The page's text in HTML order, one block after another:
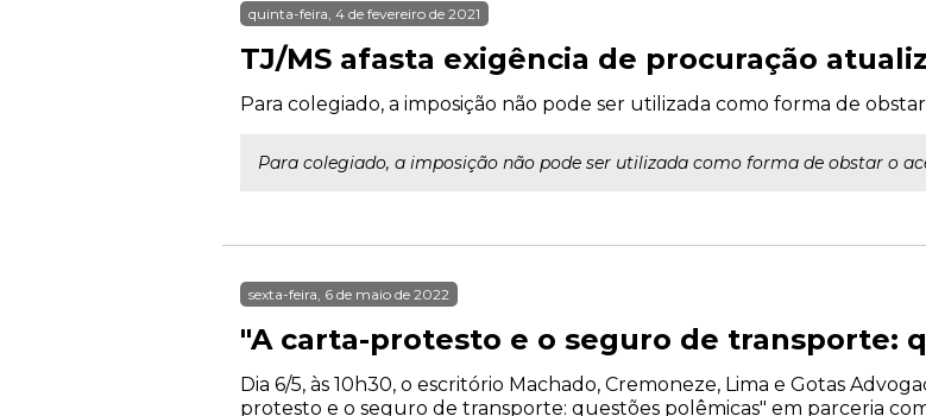
quinta-feira, 4 de fevereiro de 2021
TJ/MS afasta exigência de procuração
Para colegiado, a imposição não pode ser utilizada como forma de
Para colegiado, a imposição não pode ser utilizada como forma de obstar o
sexta-feira, 6 de maio de 2022
"A carta-protesto e o seguro de transporte:
Dia 6/5, às 10h30, o escritório Machado, Cremoneze, Lima e Gotas
protesto e o seguro de transporte: questões polêmicas" em parceria